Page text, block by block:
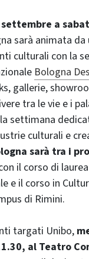
sarà animata da
culturali con la
Bologna
gallerie,
tra le vie e i
settimana
culturali e
sarà tra i
il corso di
e il corso in
di Rimini.
targati Unibo,
al Teatro